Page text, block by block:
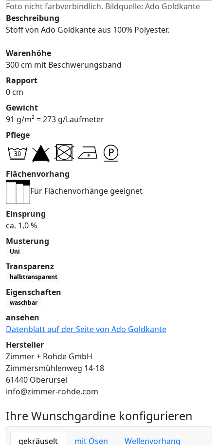
Foto nicht farbverbindlich. Bildquelle: Ado Goldkante
Beschreibung
Stoff von Ado Goldkante aus 100% Polyester.
Warenhöhe
300 cm mit Beschwerungsband
Rapport
0 cm
Gewicht
91 g/m² = 273 g/Laufmeter
Pflege
Flächenvorhang
Für Flächenvorhänge geeignet
Einsprung
ca. 1,0 %
Musterung
Uni
Transparenz
halbtransparent
Eigenschaften
waschbar
ansehen
Datenblatt auf der Seite von Ado Goldkante
Hersteller
Zimmer + Rohde GmbH
Zimmersmühlenweg 14-18
61440 Oberursel
info@zimmer-rohde.com
Ihre Wunschgardine konfigurieren
gekräuselt mit Ösen Wellenvorhang